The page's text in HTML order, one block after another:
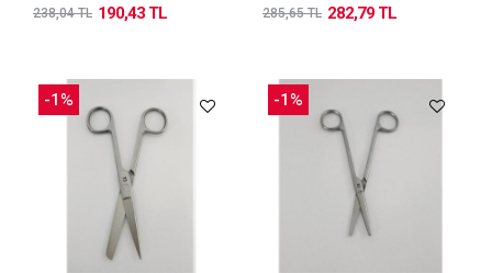
190,43 TL
238,04 TL 282,79 TL
285,65 TL
-1% -1%